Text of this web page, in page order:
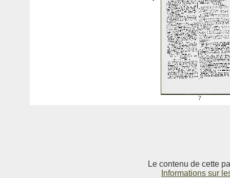
7
Le contenu de cette
Informations sur